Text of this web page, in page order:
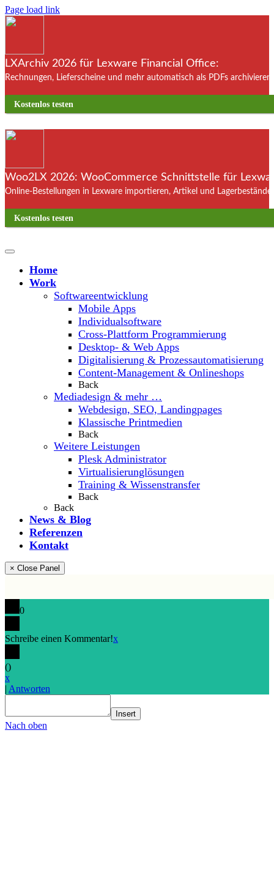
Page load link
LXArchiv 2026 für Lexware Financial Office:
Rechnungen, Lieferscheine und mehr automatisch als PDFs
Kostenlos testen
Woo2LX 2026: WooCommerce Schnittstelle für
Online-Bestellungen in Lexware importieren, Artikel und
Kostenlos testen
Home
Work
Softwareentwicklung
Mobile Apps
Individualsoftware
Cross-Plattform Programmierung
Desktop- & Web Apps
Digitalisierung & Prozessautomatisierung
Content-Management & Onlineshops
Back
Mediadesign & mehr …
Webdesign, SEO, Landingpages
Klassische Printmedien
Back
Weitere Leistungen
Plesk Administrator
Virtualisierunglösungen
Training & Wissenstransfer
Back
Back
News & Blog
Referenzen
Kontakt
× Close Panel
0
Schreibe einen Kommentar!x
()
x
| Antworten
Insert
Nach oben